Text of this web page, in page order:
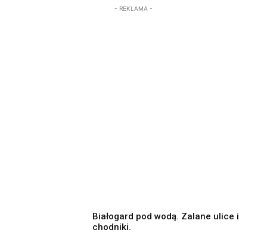
- REKLAMA -
Białogard pod wodą. Zalane ulice i
chodniki.